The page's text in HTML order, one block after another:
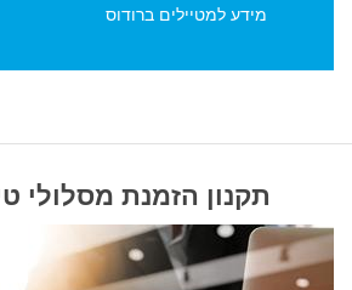
מידע למטיילים ברודוס
תקנון הזמנת מסלולי